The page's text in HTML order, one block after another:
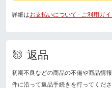
詳細はお支払いについて - ご利用ガイ
返品
初期不良などの商品の不備や商品情
件に沿って返品手続きを行ってくだ